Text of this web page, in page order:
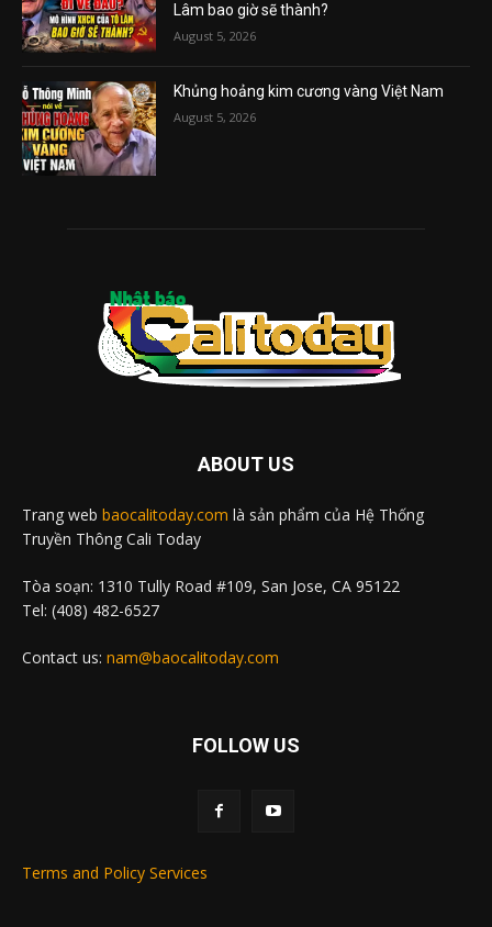
Lâm bao giờ sẽ thành?
August 5, 2026
Khủng hoảng kim cương vàng Việt Nam
August 5, 2026
ABOUT US
Trang web baocalitoday.com là sản phẩm của Hệ Thống
Truyền Thông Cali Today
Tòa soạn: 1310 Tully Road #109, San Jose, CA 95122
Tel: (408) 482-6527
Contact us: nam@baocalitoday.com
FOLLOW US
Terms and Policy Services